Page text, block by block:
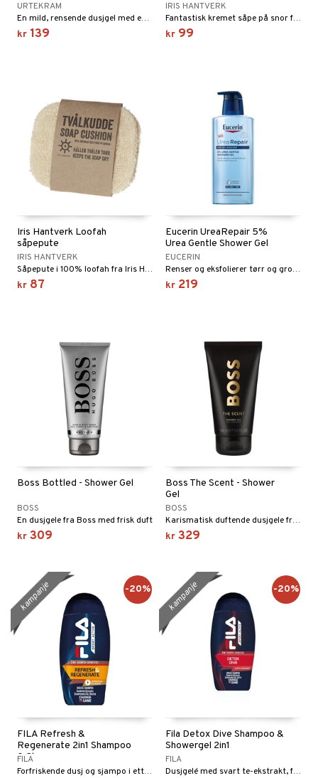
URTEKRAM
En mild, rensende dusjgel med en frisk duft av sitrongress og sitrus.
kr 139
IRIS HANTVERK
Fantastisk kremet såpe på snor fra Iris Hantverk.
kr 99
Iris Hantverk Loofah
såpepute
IRIS HANTVERK
Såpepute i 100% loofah fra Iris Hantverk.
kr 87
Eucerin UreaRepair 5%
Urea Gentle Shower Gel
EUCERIN
Renser og eksfolierer tørr og grov hud skånsomt, men effektivt.
kr 219
Boss Bottled - Shower Gel
BOSS
En dusjgele fra Boss med frisk duft
kr 309
Boss The Scent - Shower
Gel
BOSS
Karismatisk duftende dusjgele fra Hugo Boss
kr 329
FILA Refresh &
Regenerate 2in1 Shampoo
& Shower
FILA
Forfriskende dusj og sjampo i ett fra FILA
kampanje -20%
Fila Detox Dive Shampoo &
Showergel 2in1
FILA
Dusjgelé med svart te-ekstrakt, frisk duft og dyprensende effekt på huden.
kampanje -20%